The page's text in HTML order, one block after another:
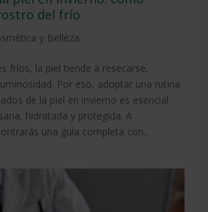
del frío
y Belleza
fríos, la piel tiende a resecarse,
Por eso, adoptar una rutina
de la piel en invierno es esencial
hidratada y protegida. A
una guía completa con...